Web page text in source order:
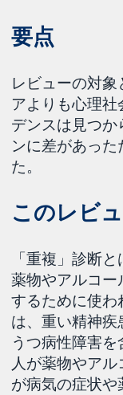
要点
レビューの対
アよりも心理
デンスは見つか
ンに差があっ
た。
このレビ
「重複」診断
薬物やアルコ
するために使わ
は、重い精神
うつ病性障害
人が薬物やア
が病気の症状